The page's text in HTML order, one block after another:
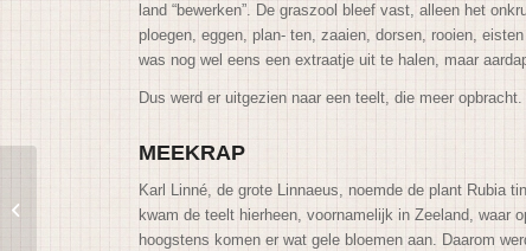
land “bewerken”. De graszool bleef vast, alleen het
ploegen, eggen, plan- ten, zaaien, dorsen, rooien,
was nog wel eens een extraatje uit te halen, maar
Dus werd er uitgezien naar een teelt, die meer
MEEKRAP
Karl Linné, de grote Linnaeus, noemde de plant Rubia
kwam de teelt hierheen, voornamelijk in Zeeland, waar
hoogstens komen er wat gele bloemen aan. Daarom
Molens kwamen,
molens gingen